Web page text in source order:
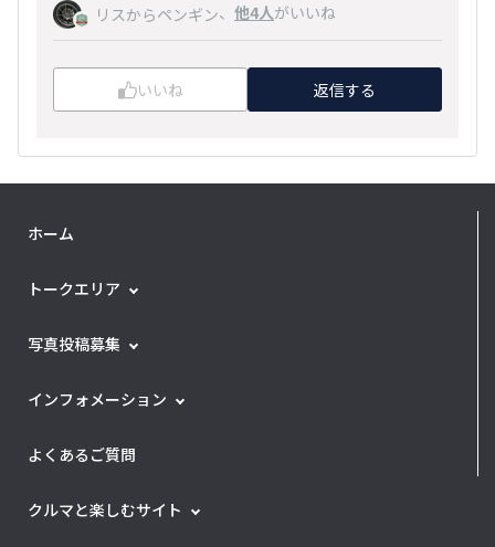
リスからペンギン、 他4人がいいね
いいね 返信する
ホーム
トークエリア
写真投稿募集
インフォメーション
よくあるご質問
クルマと楽しむサイト